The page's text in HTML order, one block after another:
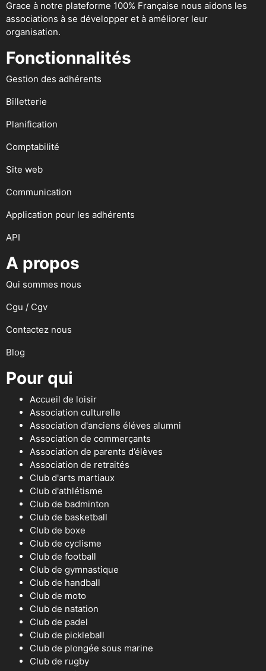
Grace à notre plateforme 100% Française nous aidons les
associations à se développer et à améliorer leur
organisation.
Fonctionnalités
Gestion des adhérents
Billetterie
Planification
Comptabilité
Site web
Communication
Application pour les adhérents
API
A propos
Qui sommes nous
Cgu / Cgv
Contactez nous
Blog
Pour qui
Accueil de loisir
Association culturelle
Association d'anciens éléves alumni
Association de commerçants
Association de parents d’élèves
Association de retraités
Club d'arts martiaux
Club d'athlétisme
Club de badminton
Club de basketball
Club de boxe
Club de cyclisme
Club de football
Club de gymnastique
Club de handball
Club de moto
Club de natation
Club de padel
Club de pickleball
Club de plongée sous marine
Club de rugby